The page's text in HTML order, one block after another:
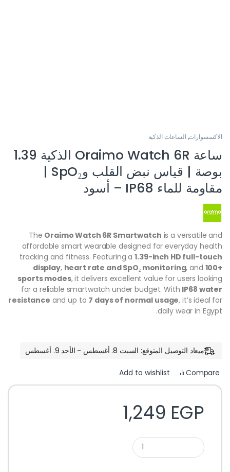
الاكسسوارات,الساعات الذكية
ساعة Oraimo Watch 6R الذكية 1.39
بوصة | قياس نبض القلب وSpO₂ |
مقاومة للماء IP68 – أسود
The Oraimo Watch 6R Smartwatch is a versatile and
affordable smart wearable designed for everyday health
tracking and fitness. Featuring a1.39-inch HD full-touch
display, heart rate and SpO₂ monitoring, and 100+
sports modes, it delivers excellent value for users looking
for a reliable smartwatch under budget. With IP68 water
resistance and up to 7 days of normal usage, it’s ideal for
daily wear in Egypt.
ميعاد التوصيل المتوقع: السبت 8. أغسطس - الأحد 9. أغسطس
Compare
Add to wishlist
1,249 EGP